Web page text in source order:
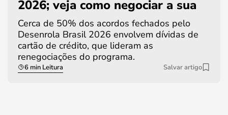
2026; veja como negociar a sua
Cerca de 50% dos acordos fechados pelo
Desenrola Brasil 2026 envolvem dívidas de
cartão de crédito, que lideram as
renegociações do programa.
6 min Leitura Salvar artigo